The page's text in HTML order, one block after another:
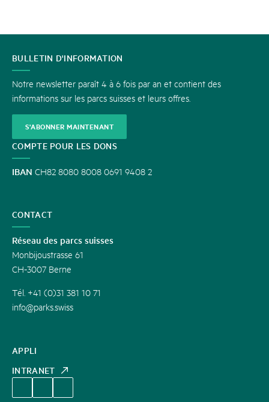
CONTACT
APPLI
INTRANET
BULLETIN D'INFORMATION
Notre newsletter paraît 4 à 6 fois par an et contient des
informations sur les parcs suisses et leurs offres.
S'ABONNER MAINTENANT
COMPTE POUR LES DONS
IBAN CH82 8080 8008 0691 9408 2
CONTACT
Réseau des parcs suisses
Monbijoustrasse 61
CH-3007 Berne
Tél. +41 (0)31 381 10 71
info@parks.swiss